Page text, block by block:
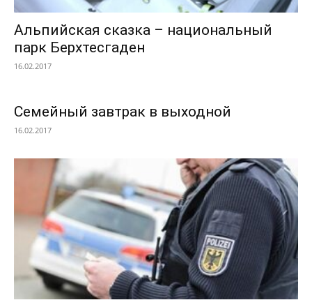
Альпийская сказка – национальный
парк Берхтесгаден
16.02.2017
Семейный завтрак в выходной
16.02.2017